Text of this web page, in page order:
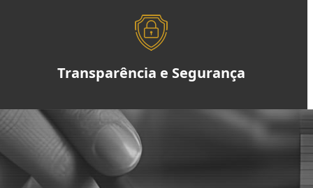
Transparência e Segurança